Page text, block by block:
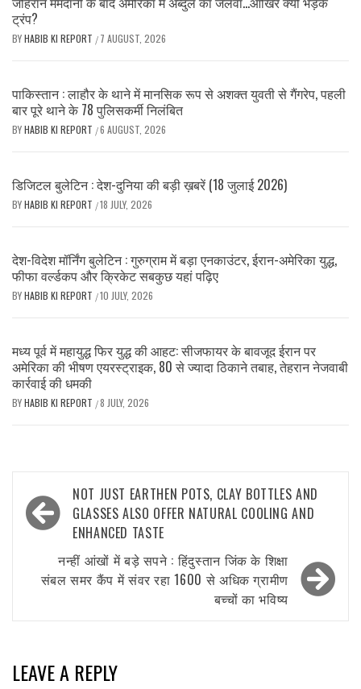
ट्रंप?
BYHABIB KI REPORT / 7 AUGUST, 2026
पाकिस्तान : लाहौर के थाने में मानसिक रूप से अशक्त युवती से गैंगरेप, पहली
बार पूरे थाने के 78 पुलिसकर्मी निलंबित
BYHABIB KI REPORT /6 AUGUST, 2026
डिजिटल बुलेटिन : देश-दुनिया की बड़ी ख़बरें (18 जुलाई 2026)
BYHABIB KI REPORT /18 JULY, 2026
देश-विदेश मॉर्निंग बुलेटिन : गुरुग्राम में बड़ा एनकाउंटर, ईरान-अमेरिका युद्ध,
फीफा वर्ल्डकप और क्रिकेट सबकुछ यहां पढ़िए
BYHABIB KI REPORT /10 JULY, 2026
मध्य पूर्व में महायुद्ध फिर युद्ध की आहट: सीजफायर के बावजूद ईरान पर
अमेरिका की भीषण एयरस्ट्राइक, 80 से ज्यादा ठिकाने तबाह, तेहरान नेजवाबी
कार्रवाई की धमकी
BYHABIB KI REPORT /8 JULY, 2026
Post
navigation
NOT JUST EARTHEN POTS, CLAY BOTTLES AND
GLASSES ALSO OFFER NATURAL COOLING AND
ENHANCED TASTE
नन्हीं आंखों में बड़े सपने : हिंदुस्तान जिंक के शिक्षा
संबल समर कैंप में संवर रहा 1600 से अधिक ग्रामीण
बच्चों का भविष्य
LEAVE A REPLY